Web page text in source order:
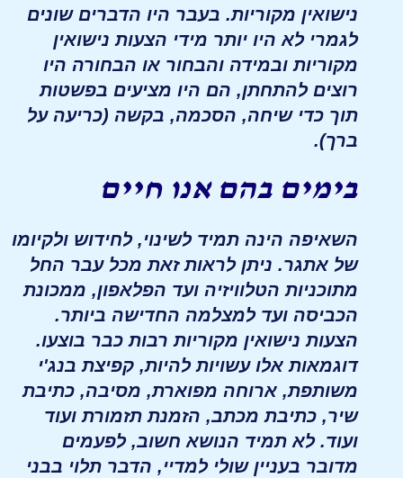
נישואין מקוריות. בעבר היו הדברים שונים
לגמרי לא היו יותר מידי הצעות נישואין
מקוריות ובמידה והבחור או הבחורה היו
רוצים להתחתן, הם היו מציעים בפשטות
תוך כדי שיחה, הסכמה, בקשה (כריעה על
ברך).
בימים בהם אנו חיים
השאיפה הינה תמיד לשינוי, לחידוש ולקיומו
של אתגר. ניתן לראות זאת מכל עבר החל
מתוכניות הטלוויזיה ועד הפלאפון, ממכונת
הכביסה ועד למצלמה החדישה ביותר.
הצעות נישואין מקוריות רבות כבר בוצעו.
דוגמאות אלו עשויות להיות, קפיצת בנג'י
משותפת, ארוחה מפוארת, מסיבה, כתיבת
שיר, כתיבת מכתב, הזמנת תזמורת ועוד
ועוד. לא תמיד הנושא חשוב, לפעמים
מדובר בעניין שולי למדיי, הדבר תלוי בבני